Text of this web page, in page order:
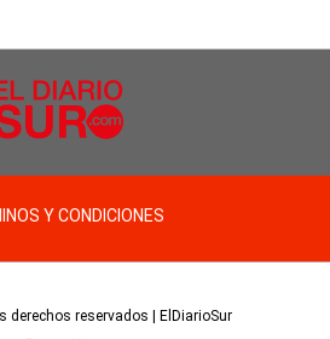
Y CONDICIONES
derechos reservados | ElDiarioSur